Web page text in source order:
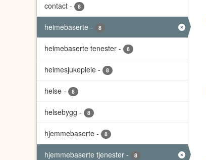
contact - 8
heimebaserte - 8
heimebaserte tenester - 8
heimesjukepleie - 8
helse - 8
helsebygg - 8
hjemmebaserte - 8
hjemmebaserte tjenester - 8